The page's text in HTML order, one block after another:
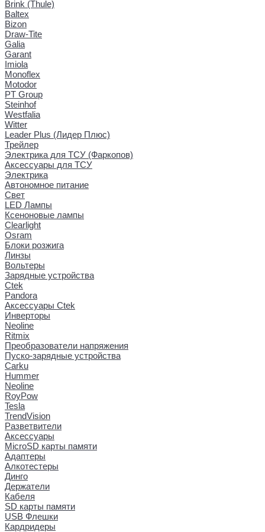
Brink (Thule)
Baltex
Bizon
Draw-Tite
Galia
Garant
Imiola
Monoflex
Motodor
PT Group
Steinhof
Westfalia
Witter
Leader Plus (Лидер Плюс)
Трейлер
Электрика для ТСУ (Фаркопов)
Аксессуары для ТСУ
Электрика
Автономное питание
Свет
LED Лампы
Ксеноновые лампы
Clearlight
Osram
Блоки розжига
Линзы
Вольтеры
Зарядные устройства
Ctek
Pandora
Аксессуары Ctek
Инверторы
Neoline
Ritmix
Преобразователи напряжения
Пуско-зарядные устройства
Carku
Hummer
Neoline
RoyPow
Tesla
TrendVision
Разветвители
Аксессуары
MicroSD карты памяти
Адаптеры
Алкотестеры
Динго
Держатели
Кабеля
SD карты памяти
USB Флешки
Кардридеры